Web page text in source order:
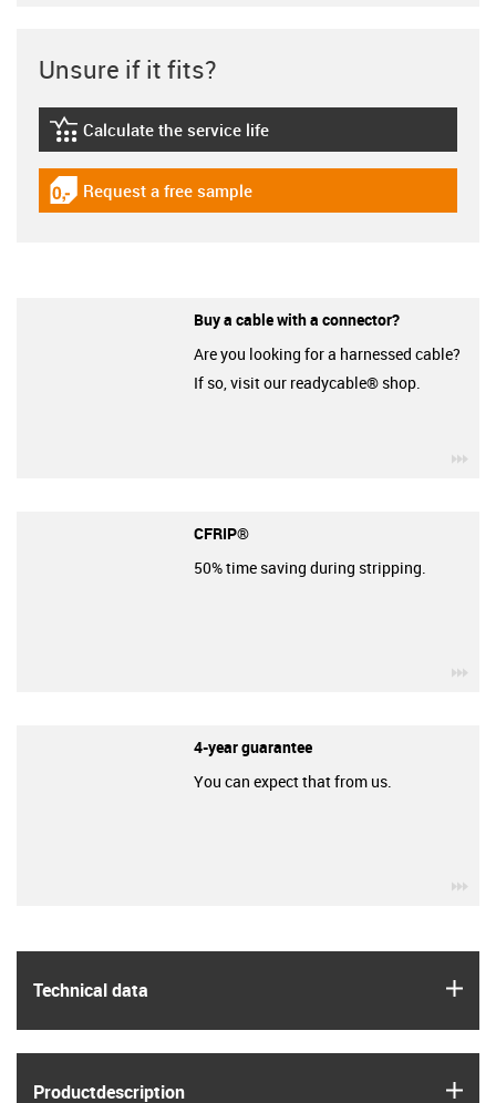
Technical data
Product­description
Unsure if it fits?
igus-icon-lebensdauerrechner
Calculate the service life
igus-icon-gratismuster
Request a free sample
Buy a cable with a connector?
Are you looking for a harnessed cable?
If so, visit our readycable® shop.
CFRIP®
50% time saving during stripping.
4-year guarantee
You can expect that from us.